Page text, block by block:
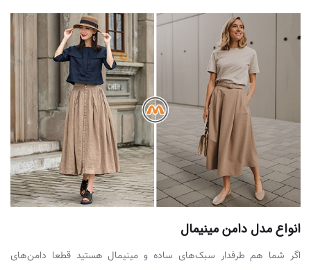
انواع مدل دامن مینیمال
اگر شما هم طرفدار سبک‌های ساده و مینیمال هستید قطعا دامن‌های